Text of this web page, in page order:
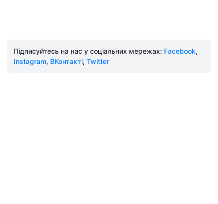
Підписуйтесь на нас у соціальних мережах: Facebook,
Instagram, ВКонтакті, Twitter